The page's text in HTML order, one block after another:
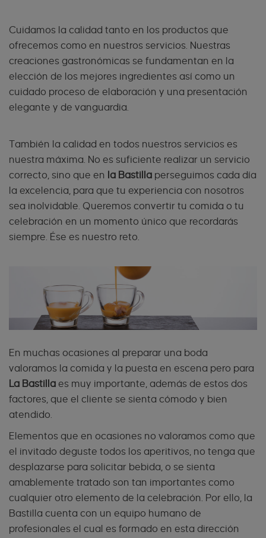
Cuidamos la calidad tanto en los productos que
ofrecemos como en nuestros servicios. Nuestras
creaciones gastronómicas se fundamentan en la
elección de los mejores ingredientes así como un
cuidado proceso de elaboración y una presentación
elegante y de vanguardia.
También la calidad en todos nuestros servicios es
nuestra máxima. No es suficiente realizar un servicio
correcto, sino que en la Bastilla perseguimos cada día
la excelencia, para que tu experiencia con nosotros
sea inolvidable. Queremos convertir tu comida o tu
celebración en un momento único que recordarás
siempre. Ése es nuestro reto.
En muchas ocasiones al preparar una boda
valoramos la comida y la puesta en escena pero para
La Bastilla es muy importante, además de estos dos
factores, que el cliente se sienta cómodo y bien
atendido.
Elementos que en ocasiones no valoramos como que
el invitado deguste todos los aperitivos, no tenga que
desplazarse para solicitar bebida, o se sienta
amablemente tratado son tan importantes como
cualquier otro elemento de la celebración. Por ello, la
Bastilla cuenta con un equipo humano de
profesionales el cual es formado en esta dirección